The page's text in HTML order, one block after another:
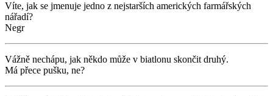
Víte, jak se jmenuje jedno z nejstarších amerických farmářských
nářadí?
Negr
Vážně nechápu, jak někdo může v biatlonu skončit druhý.
Má přece pušku, ne?